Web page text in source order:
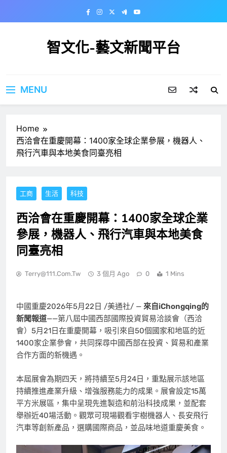
智文化-藝文新聞平台
MENU
Home
西洽會在重慶開幕：1400家全球企業參展，機器人、
飛行汽車與本地美食同臺亮相
工商 生活 科技
西洽會在重慶開幕：1400家全球企業
參展，機器人、飛行汽車與本地美食
同臺亮相
Terry@111.com.tw 3 個月 Ago 0 1 Mins
中國重慶2026年5月22日 /美通社/ — 來自iChongqing的
新聞報道——第八屆中國西部國際投資貿易洽談會（西洽
會）5月21日在重慶開幕，吸引來自50個國家和地區的近
1400家企業參會，共同探尋中國西部在投資、貿易和產業
合作方面的新機遇。
本屆展會為期四天，將持續至5月24日，重點展示該地區
持續推進產業升級、增強服務能力的成果。展會設定15萬
平方米展區，集中呈現先進製造和前沿科技成果，並配套
舉辦近40場活動。觀眾可現場觀看宇樹機器人、長安飛行
汽車等創新產品，選購國際商品，並品味地道重慶美食。